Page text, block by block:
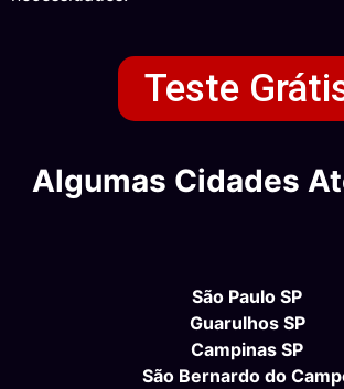
Teste
Algumas Cidades
São Paulo SP
Guarulhos SP
Campinas SP
São Bernardo do